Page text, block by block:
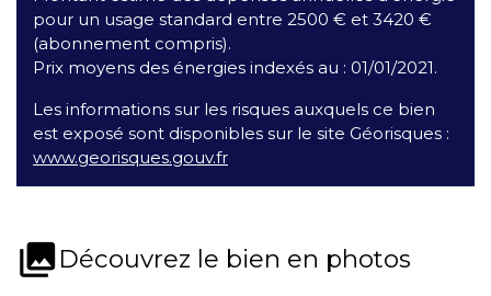
pour un usage standard entre 2500 € et 3420 €
(abonnement compris).
Prix moyens des énergies indexés au : 01/01/2021.
Les informations sur les risques auxquels ce bien
est exposé sont disponibles sur le site Géorisques :
www.georisques.gouv.fr
collectionsDécouvrez le bien en photos